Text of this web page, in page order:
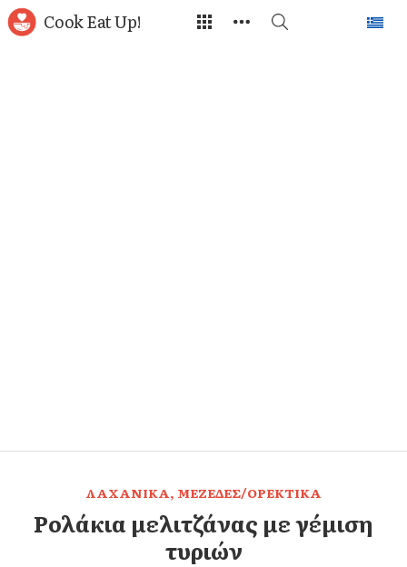
Cook Eat Up!
ΛΑΧΑΝΙΚΑ, ΜΕΖΕΔΕΣ/ΟΡΕΚΤΙΚΑ
Ρολάκια μελιτζάνας με γέμιση
τυριών